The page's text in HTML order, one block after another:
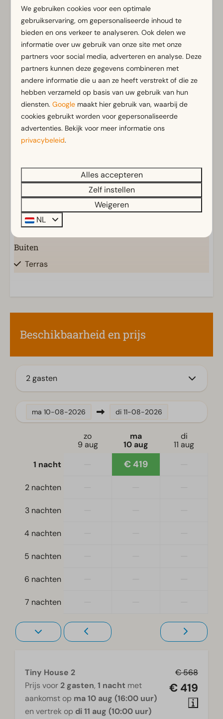
Of je nu komt voor rust, een actieve vakantie of de
combinatie met leuke uitstapjes, hier ontdek je de
veelzijdigheid van Noord-Limburg.
Voorzieningen
Algemeen
Rookvrij
Gratis Wifi
Sfeerhaard
Badkamer(s) beneden: 1
Toilet(ten) in badkamer(s): 1
Buiten
Terras
Keuken
Ingerichte keuken
Inductiekookplaat
Nespresso apparaat
Ligging
Slaapkamer
Eenpersoonsdekbedden en kussens
Tweepersoonsbed(den): 1
Verwarming & Verkoeling
Wellness
Televisie
Toon meer ↓
Beschikbaarheid en prijs
2 gasten
ma 10-08-2026 di 11-08-2026
zo
9 aug
ma
10 aug
di
11 aug
1 nacht
€ 419
2 nachten
3 nachten
4 nachten
5 nachten
6 nachten
7 nachten
€ 568
€ 419
Tiny House 2
Prijs voor 2 gasten, 1 nacht met
aankomst op ma 10 aug (16:00 uur)
en vertrek op di 11 aug (10:00 uur)
We gebruiken cookies voor een optimale
gebruikservaring, om gepersonaliseerde inhoud te
bieden en ons verkeer te analyseren. Ook delen we
informatie over uw gebruik van onze site met onze
partners voor social media, adverteren en analyse. Deze
partners kunnen deze gegevens combineren met
andere informatie die u aan ze heeft verstrekt of die ze
hebben verzameld op basis van uw gebruik van hun
diensten.Google maakt hier gebruik van, waarbij de
cookies gebruikt worden voor gepersonaliseerde
advertenties. Bekijk voor meer informatie ons
privacybeleid.
Alles accepteren
Zelf instellen
Weigeren
NL